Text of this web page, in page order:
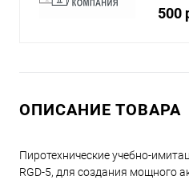
500
ОПИСАНИЕ ТОВАРА
Пиротехнические учебно-
RGD-5, для создания мощного